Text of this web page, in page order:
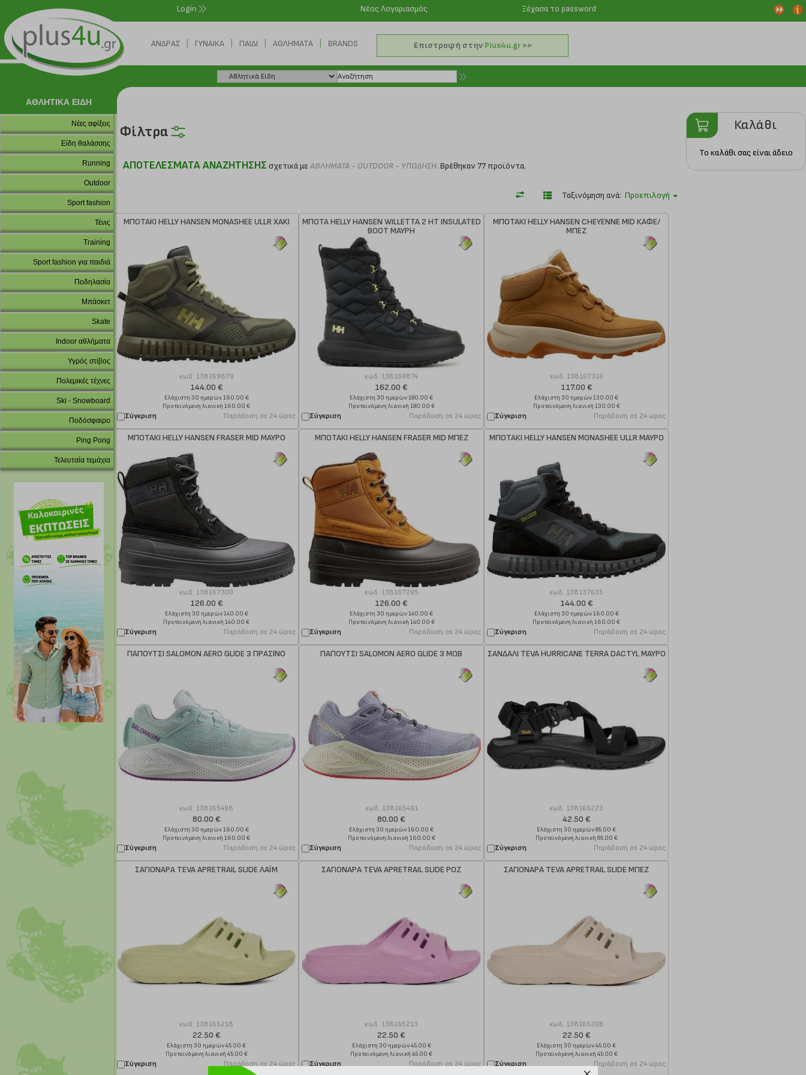
Login Νέος Λογαριασμός Ξέχασα το password
ΑΝΔΡΑΣ ΓΥΝΑΙΚΑ ΠΑΙΔΙ ΑΘΛΗΜΑΤΑ BRANDS Επιστροφή στην Plus4u.gr>>
ΑΘΛΗΤΙΚΑ ΕΙΔΗ
Νέες αφίξεις
Είδη θαλάσσης
Running
Outdoor
Sport fashion
Τένις
Training
Sport fashion για παιδιά
Ποδηλασία
Μπάσκετ
Skate
Indoor αθλήματα
Υγρός στίβος
Πολεμικές τέχνες
Ski - Snowboard
Ποδόσφαιρο
Ping Pong
Τελευταία τεμάχια
Φίλτρα
ΑΠΟΤΕΛΕΣΜΑΤΑ ΑΝΑΖΗΤΗΣΗΣ σχετικά με ΑΘΛΗΜΑΤΑ - OUTDOOR - ΥΠΟΔΗΣΗ.Βρέθηκαν 77 προϊόντα.
Ταξινόμηση ανά: Προεπιλογή
ΜΠΟΤΑΚΙ HELLY HANSEN MONASHEE ULLR ΧΑΚΙ
κωδ. 138169879
144.00 €
Ελάχιστη 30 ημερών 160.00 €
Προτεινόμενη λιανική 160.00 €
Σύγκριση Παράδοση σε 24 ώρες
ΜΠΟΤΑ HELLY HANSEN WILLETTA 2 HT INSULATED
BOOT ΜΑΥΡΗ
κωδ. 138169874
162.00 €
Ελάχιστη 30 ημερών 180.00 €
Προτεινόμενη λιανική 180.00 €
Σύγκριση Παράδοση σε 24 ώρες
ΜΠΟΤΑΚΙ HELLY HANSEN CHEYENNE MID ΚΑΦΕ/
ΜΠΕΖ
κωδ. 138167316
117.00 €
Ελάχιστη 30 ημερών 130.00 €
Προτεινόμενη λιανική 130.00 €
Σύγκριση Παράδοση σε 24 ώρες
ΜΠΟΤΑΚΙ HELLY HANSEN FRASER MID ΜΑΥΡΟ
κωδ. 138167300
126.00 €
Ελάχιστη 30 ημερών 140.00 €
Προτεινόμενη λιανική 140.00 €
Σύγκριση Παράδοση σε 24 ώρες
ΜΠΟΤΑΚΙ HELLY HANSEN FRASER MID ΜΠΕΖ
κωδ. 138167295
126.00 €
Ελάχιστη 30 ημερών 140.00 €
Προτεινόμενη λιανική 140.00 €
Σύγκριση Παράδοση σε 24 ώρες
ΜΠΟΤΑΚΙ HELLY HANSEN MONASHEE ULLR ΜΑΥΡΟ
κωδ. 138137635
144.00 €
Ελάχιστη 30 ημερών 160.00 €
Προτεινόμενη λιανική 160.00 €
Σύγκριση Παράδοση σε 24 ώρες
ΠΑΠΟΥΤΣΙ SALOMON AERO GLIDE 3 ΠΡΑΣΙΝΟ
κωδ. 138165498
80.00 €
Ελάχιστη 30 ημερών 160.00 €
Προτεινόμενη λιανική 160.00 €
Σύγκριση Παράδοση σε 24 ώρες
ΠΑΠΟΥΤΣΙ SALOMON AERO GLIDE 3 ΜΩΒ
κωδ. 138165491
80.00 €
Ελάχιστη 30 ημερών 160.00 €
Προτεινόμενη λιανική 160.00 €
Σύγκριση Παράδοση σε 24 ώρες
ΣΑΝΔΑΛΙ TEVA HURRICANE TERRA DACTYL ΜΑΥΡΟ
κωδ. 138165223
42.50 €
Ελάχιστη 30 ημερών 85.00 €
Προτεινόμενη λιανική 85.00 €
Σύγκριση Παράδοση σε 24 ώρες
ΣΑΓΙΟΝΑΡΑ TEVA APRETRAIL SLIDE ΛΑΪΜ
κωδ. 138165218
22.50 €
Ελάχιστη 30 ημερών 45.00 €
Προτεινόμενη λιανική 45.00 €
Σύγκριση Παράδοση σε 24 ώρες
ΣΑΓΙΟΝΑΡΑ TEVA APRETRAIL SLIDE ΡΟΖ
κωδ. 138165213
22.50 €
Ελάχιστη 30 ημερών 45.00 €
Προτεινόμενη λιανική 45.00 €
Σύγκριση Παράδοση σε 24 ώρες
ΣΑΓΙΟΝΑΡΑ TEVA APRETRAIL SLIDE ΜΠΕΖ
κωδ. 138165208
22.50 €
Ελάχιστη 30 ημερών 45.00 €
Προτεινόμενη λιανική 45.00 €
Σύγκριση Παράδοση σε 24 ώρες
Καλάθι
Το καλάθι σας είναι άδειο